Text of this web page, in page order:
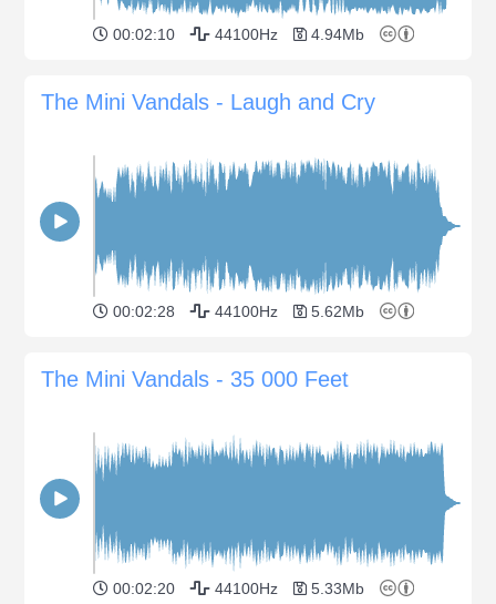
00:02:10 44100Hz 4.94Mb
The Mini Vandals - Laugh and Cry
00:02:28 44100Hz 5.62Mb
The Mini Vandals - 35 000 Feet
00:02:20 44100Hz 5.33Mb